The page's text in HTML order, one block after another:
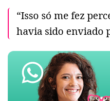
“Isso só me fez
havia sido enviado